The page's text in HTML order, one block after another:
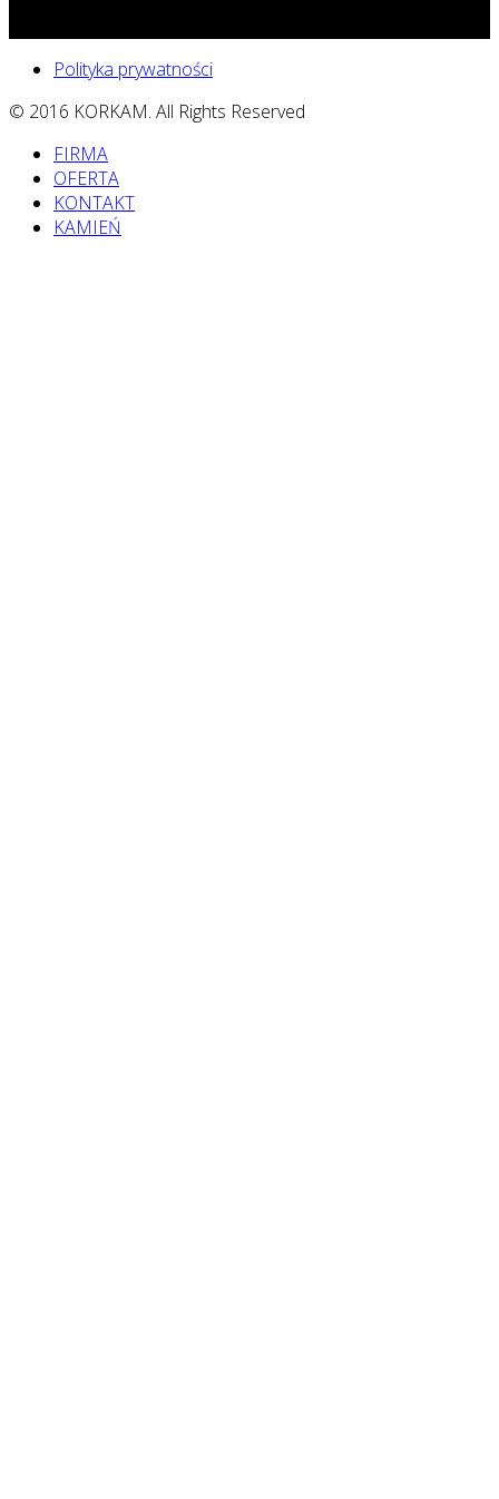
Polityka prywatności
© 2016 KORKAM. All Rights Reserved
FIRMA
OFERTA
KONTAKT
KAMIEŃ